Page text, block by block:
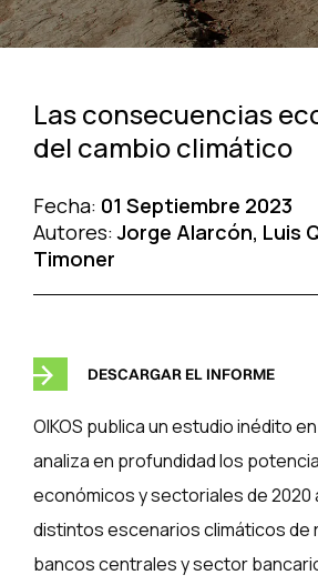
Las consecuencias
del cambio climático
Fecha: 01 Septiembre 2023
Autores:Jorge Alarcón, Luis
Timoner
DESCARGAR EL INFORME
OIKOS publica un estudio inédito
analiza en profundidad los
económicos y sectoriales de 2020
distintos escenarios climáticos de
bancos centrales y sector